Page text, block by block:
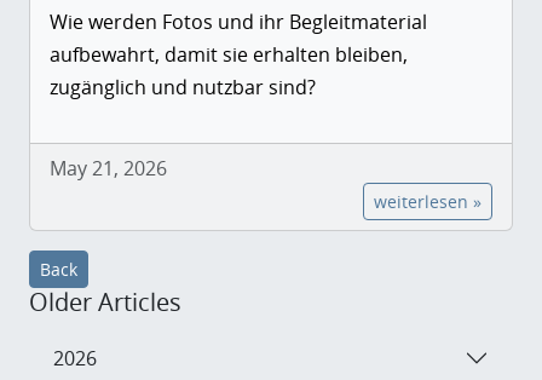
Wie werden Fotos und ihr Begleitmaterial
aufbewahrt, damit sie erhalten bleiben,
zugänglich und nutzbar sind?
May 21, 2026
weiterlesen »
Back
Older Articles
2026